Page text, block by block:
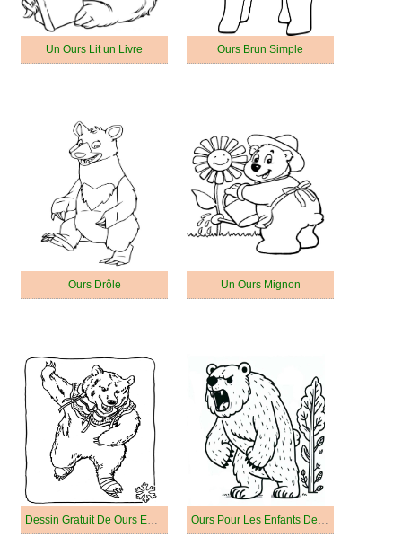
Un Ours Lit un Livre Ours Brun Simple
Ours Drôle Un Ours Mignon
Dessin Gratuit De Ours En Colère Ours Pour Les Enfants De 4 An